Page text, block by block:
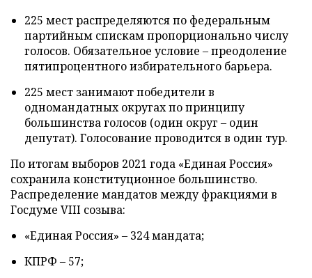
225 мест распределяются по федеральным
партийным спискам пропорционально числу
голосов. Обязательное условие – преодоление
пятипроцентного избирательного барьера.
225 мест занимают победители в
одномандатных округах по принципу
большинства голосов (один округ – один
депутат). Голосование проводится в один тур.
По итогам выборов 2021 года «Единая Россия»
сохранила конституционное большинство.
Распределение мандатов между фракциями в
Госдуме VIII созыва:
«Единая Россия» – 324 мандата;
КПРФ – 57;